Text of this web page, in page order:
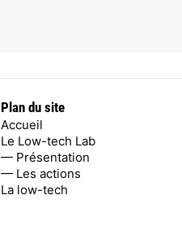
Plan du site
Accueil
Le Low-tech Lab
— Présentation
— Les actions
La low-tech